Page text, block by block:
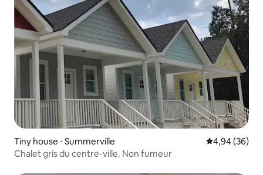
Tiny house ⋅ Summerville Évaluation
4,94 (36)
Chalet gris du centre-ville. Non fumeur